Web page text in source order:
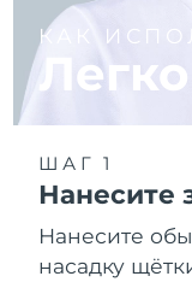
КАК
ШАГ 1
Нанесите
Нанесите
насадку